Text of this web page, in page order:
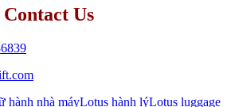
Contact Us
hành nhà máyLotus hành lýLotus luggage